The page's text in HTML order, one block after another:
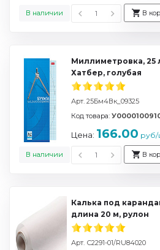
В наличии В
Миллиметровка, 25
Хатбер, голубая
Арт. 25Бм4Вк_09325
В наличии
Код товара:
Цена: 166.00 руб/
В
Калька под
длина 20 м, рулон
Арт. С2291-01/RU84020